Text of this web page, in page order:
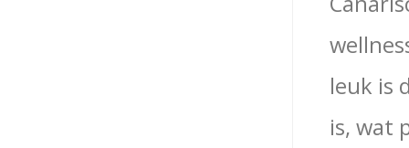
leuk is
is, wat